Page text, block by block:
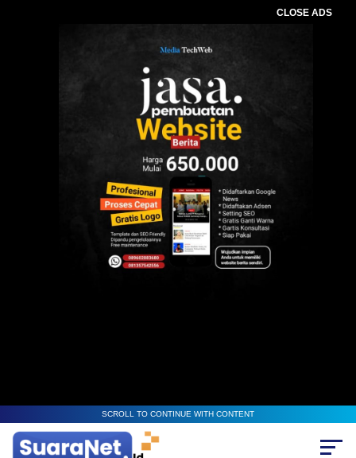
CLOSE ADS
SCROLL TO CONTINUE WITH CONTENT